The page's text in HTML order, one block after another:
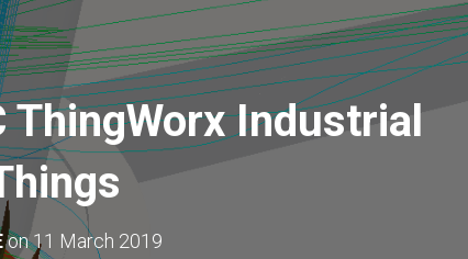
Industrial
on11 March 2019